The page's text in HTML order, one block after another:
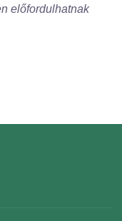
előfordulhatnak